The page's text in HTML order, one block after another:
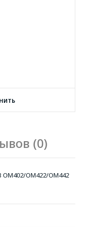
(0)
OM422/OM442